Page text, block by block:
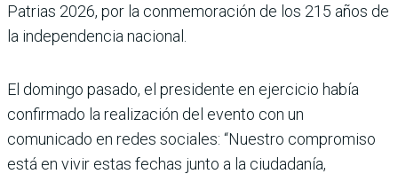
Patrias 2026, por la conmemoración de los 215 años de
la independencia nacional.
El domingo pasado, el presi­dente en ejercicio había
con­firmado la realización del evento con un
comunicado en redes sociales: “Nuestro com­promiso
está en vivir estas fechas junto a la ciudadanía,